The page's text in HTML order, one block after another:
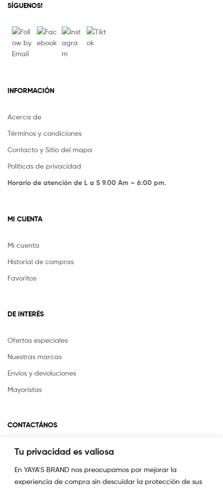
Tu privacidad es valiosa
En YAYA'S BRAND nos preocupamos por mejorar la
experiencia de compra sin descuidar la protección de sus
SÍGUENOS!
INFORMACIÓN
Acerca de
Términos y condiciones
Contacto y Sitio del mapa
Políticas de privacidad
Horario de atención de L a S 9.00 Am – 6:00 pm.
MI CUENTA
Mi cuenta
Historial de compras
Favoritos
DE INTERÉS
Ofertas especiales
Nuestras marcas
Envíos y devoluciones
Mayoristas
CONTACTÁNOS
Si tienes alguna pregunta o inquietud escríbenos a
📍CARRERA 8 # 14-45 SAN PEDRO